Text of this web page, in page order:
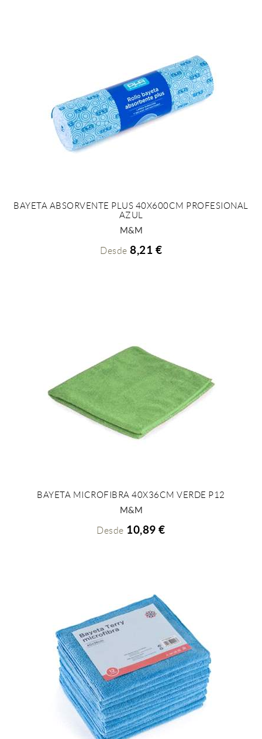
+ INFO
BAYETA ABSORVENTE PLUS 40X600CM PROFESIONAL
AZUL
M&M
Desde 8,21 €
+ INFO
BAYETA MICROFIBRA 40X36CM VERDE P12
M&M
Desde 10,89 €